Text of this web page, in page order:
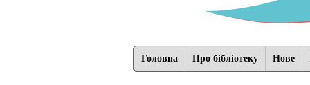
Головна Про бібліотеку Нове